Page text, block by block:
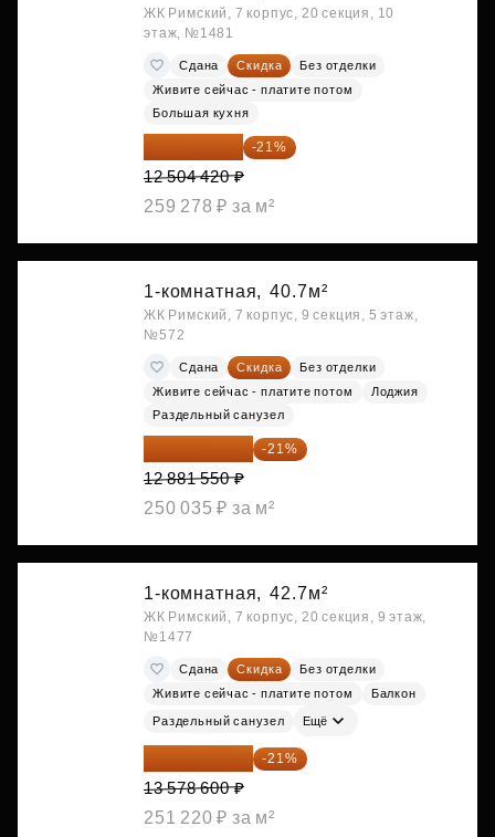
ЖК Римский, 7 корпус, 20 секция, 10
этаж, №1481
Сдана Скидка
Без отделки
Живите сейчас - платите потом
Большая кухня
-21%
12 504 420 ₽
259 278 ₽ за м²
1-комнатная, 40.7м²
ЖК Римский, 7 корпус, 9 секция, 5 этаж,
№572
Сдана Скидка
Без отделки
Живите сейчас - платите потом
Лоджия
Раздельный санузел
10 176 425 ₽ -21%
12 881 550 ₽
250 035 ₽ за м²
1-комнатная, 42.7м²
ЖК Римский, 7 корпус, 20 секция, 9 этаж,
№1477
Сдана Скидка
Без отделки
Живите сейчас - платите потом
Балкон
Раздельный санузел Ещё
10 727 094 ₽ -21%
13 578 600 ₽
251 220 ₽ за м²